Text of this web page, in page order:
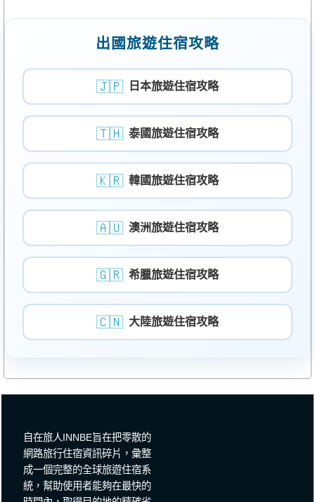
出國旅遊住宿攻略
🇯🇵 日本旅遊住宿攻略
🇹🇭 泰國旅遊住宿攻略
🇰🇷 韓國旅遊住宿攻略
🇦🇺 澳洲旅遊住宿攻略
🇬🇷 希臘旅遊住宿攻略
🇨🇳 大陸旅遊住宿攻略
自在旅人INNBE旨在把零散的
網路旅行住宿資訊碎片，彙整
成一個完整的全球旅遊住宿系
統，幫助使用者能夠在最快的